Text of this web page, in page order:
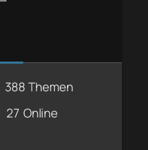
388 Themen
27 Online